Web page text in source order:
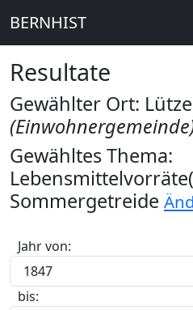
BERNHIST
Resultate
Gewählter Ort:
Gewähltes Thema:
Sommergetreide
Jahr von:
bis: